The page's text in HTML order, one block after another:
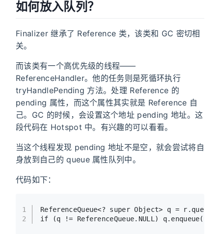
如何放入队列？
Finalizer 继承了 Reference 类，该类和 GC 密切相
关。
而该类有一个高优先级的线程——
ReferenceHandler。他的任务则是死循环执行
tryHandlePending 方法。处理 Reference 的
pending 属性，而这个属性其实就是 Reference 自
己。GC 的时候，会设置这个地址 pending 地址。这
段代码在 Hotspot 中。有兴趣的可以看看。
当这个线程发现 pending 地址不是空，就会尝试将自
身放到自己的 queue 属性队列中。
代码如下：
1
2
ReferenceQueue<? super Object> q = r.queue;
if (q != ReferenceQueue.NULL) q.enqueue(r);